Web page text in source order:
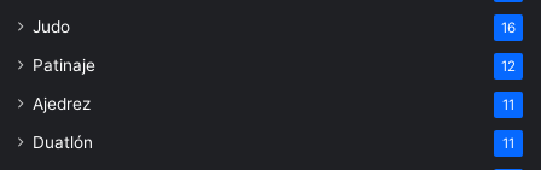
Judo 16
Patinaje 12
Ajedrez 11
Duatlón 11